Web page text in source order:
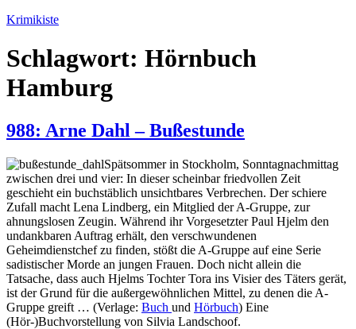
Zum
springen
Krimikiste
Schlagwort: Hörnbuch
Hamburg
988: Arne Dahl – Bußestunde
Spätsommer in Stockholm, Sonntagnachmittag
zwischen drei und vier: In dieser scheinbar friedvollen Zeit
geschieht ein buchstäblich unsichtbares Verbrechen. Der schiere
Zufall macht Lena Lindberg, ein Mitglied der A-Gruppe, zur
ahnungslosen Zeugin. Während ihr Vorgesetzter Paul Hjelm den
undankbaren Auftrag erhält, den verschwundenen
Geheimdienstchef zu finden, stößt die A-Gruppe auf eine Serie
sadistischer Morde an jungen Frauen. Doch nicht allein die
Tatsache, dass auch Hjelms Tochter Tora ins Visier des Täters gerät,
ist der Grund für die außergewöhnlichen Mittel, zu denen die A-
Gruppe greift … (Verlage: Buch und Hörbuch) Eine
(Hör-)Buchvorstellung von Silvia Landschoof.